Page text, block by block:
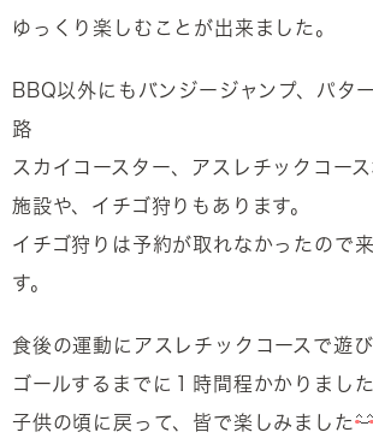
ゆっくり楽しむことが出来ました。
BBQ以外にもバンジージャンプ、パタ
路
スカイコースター、アスレチックコー
施設や、イチゴ狩りもあります。
イチゴ狩りは予約が取れなかったので
す。
食後の運動にアスレチックコースで遊び
ゴールするまでに１時間程かかりまし
子供の頃に戻って、皆で楽しみました